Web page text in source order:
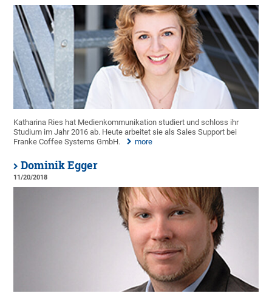
Katharina Ries hat Medienkommunikation studiert und schloss ihr
Studium im Jahr 2016 ab. Heute arbeitet sie als Sales Support bei
Franke Coffee Systems GmbH.
more
Dominik Egger
11/20/2018